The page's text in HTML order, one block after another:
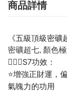
商品詳情
《五級頂級密礦
密礦超七, 顏色
💁🏼‍♀️S7功效：
⭐增強正財運，
氣魄力的功用